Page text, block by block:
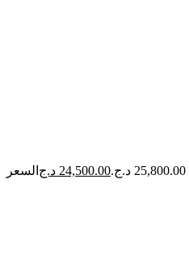
24,500.00 د.ج السعر